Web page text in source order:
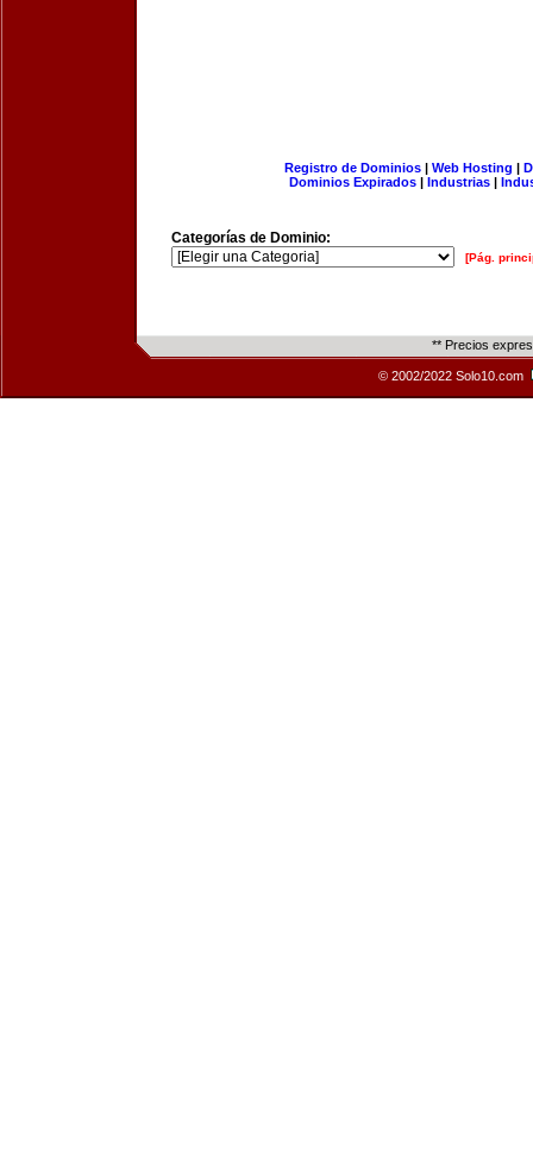
Registro de Dominios| Web Hosting |
Dominios Expirados | Industrias |
Categorías de Dominio:
[Pág.
** Precios
© 2002/2022 Solo10.com